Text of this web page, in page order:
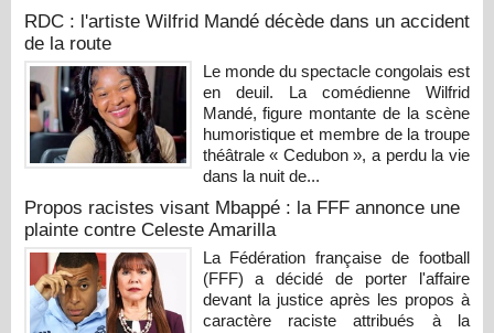
RDC : l'artiste Wilfrid Mandé décède dans un accident
de la route
Le monde du spectacle congolais est
en deuil. La comédienne Wilfrid
Mandé, figure montante de la scène
humoristique et membre de la troupe
théâtrale « Cedubon », a perdu la vie
dans la nuit de...
Propos racistes visant Mbappé : la FFF annonce une
plainte contre Celeste Amarilla
La Fédération française de football
(FFF) a décidé de porter l'affaire
devant la justice après les propos à
caractère raciste attribués à la